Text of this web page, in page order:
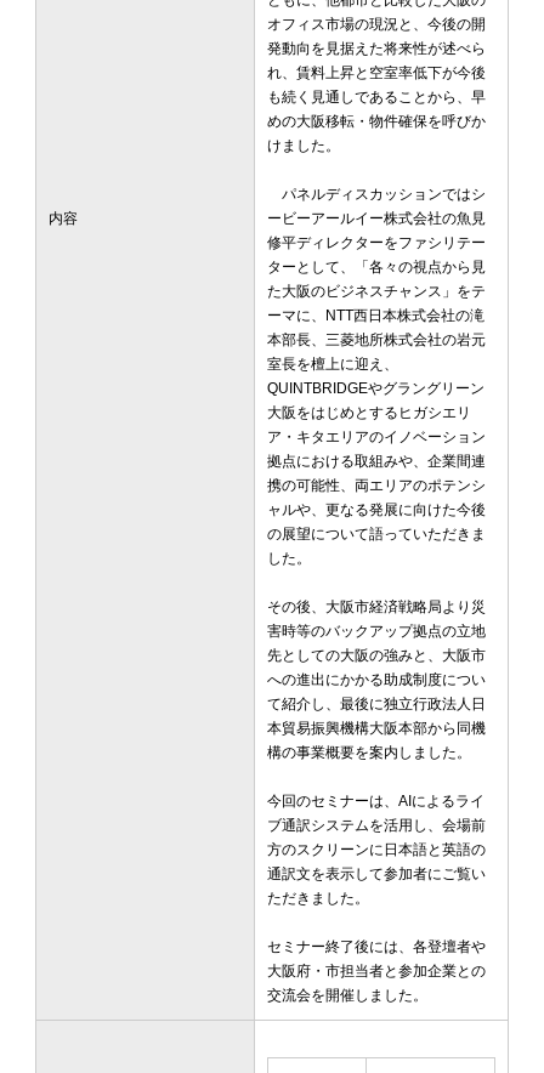
内容
オフィス市場の現況と、今後の開
発動向を見据えた将来性が述べら
れ、賃料上昇と空室率低下が今後
も続く見通しであることから、早
めの大阪移転・物件確保を呼びか
けました。
パネルディスカッションではシ
ービーアールイー株式会社の魚見
修平ディレクターをファシリテー
ターとして、「各々の視点から見
た大阪のビジネスチャンス」をテ
ーマに、NTT西日本株式会社の滝
本部長、三菱地所株式会社の岩元
室長を檀上に迎え、
QUINTBRIDGEやグラングリーン
大阪をはじめとするヒガシエリ
ア・キタエリアのイノベーション
拠点における取組みや、企業間連
携の可能性、両エリアのポテンシ
ャルや、更なる発展に向けた今後
の展望について語っていただきま
した。
その後、大阪市経済戦略局より災
害時等のバックアップ拠点の立地
先としての大阪の強みと、大阪市
への進出にかかる助成制度につい
て紹介し、最後に独立行政法人日
本貿易振興機構大阪本部から同機
構の事業概要を案内しました。
今回のセミナーは、AIによるライ
ブ通訳システムを活用し、会場前
方のスクリーンに日本語と英語の
通訳文を表示して参加者にご覧い
ただきました。
セミナー終了後には、各登壇者や
大阪府・市担当者と参加企業との
交流会を開催しました。